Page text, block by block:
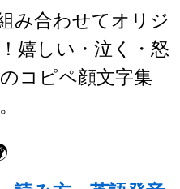
み合わせてオリジ
嬉しい・泣く・怒
コピペ顔文字集